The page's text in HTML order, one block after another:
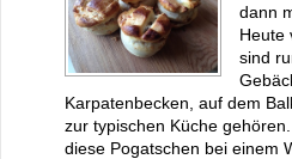
dann
Heute
sind
Karpatenbecken, auf dem
zur typischen Küche
diese Pogatschen bei einem